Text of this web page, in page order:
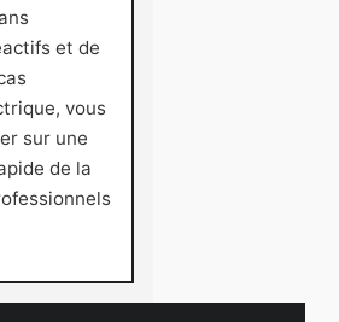
et de
vous
sur une
de la